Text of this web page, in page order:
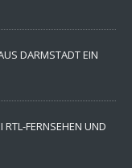
DARMSTADT EIN
RTL-FERNSEHEN UND